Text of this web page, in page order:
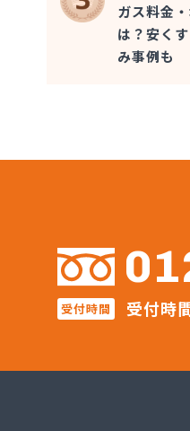
ガス料金
は？安く
み事例も
受付時間 受付時